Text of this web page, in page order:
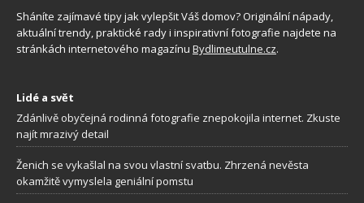
Sháníte zajímavé tipy jak vylepšit Váš domov? Originální nápady,
aktuální trendy, praktické rady i inspirativní fotografie najdete na
stránkách internetového magazínu Bydlimeutulne.cz.
Lidé a svět
Zdánlivě obyčejná rodinná fotografie znepokojila internet. Zkuste
najít mrazivý detail
Ženich se vykašlal na svou vlastní svatbu. Zhrzená nevěsta
okamžitě vymyslela geniální pomstu